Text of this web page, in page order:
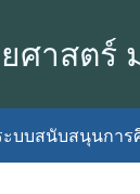
าสตร์
ะบบสนับสนุนการ